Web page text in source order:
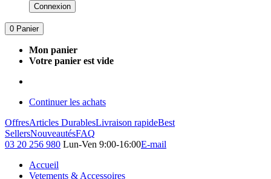
Connexion
0 Panier
Mon panier
Votre panier est vide
Continuer les achats
OffresArticles DurablesLivraison rapideBest
SellersNouveautésFAQ
03 20 256 980 Lun-Ven 9:00-16:00E-mail
Accueil
Vetements & Accessoires